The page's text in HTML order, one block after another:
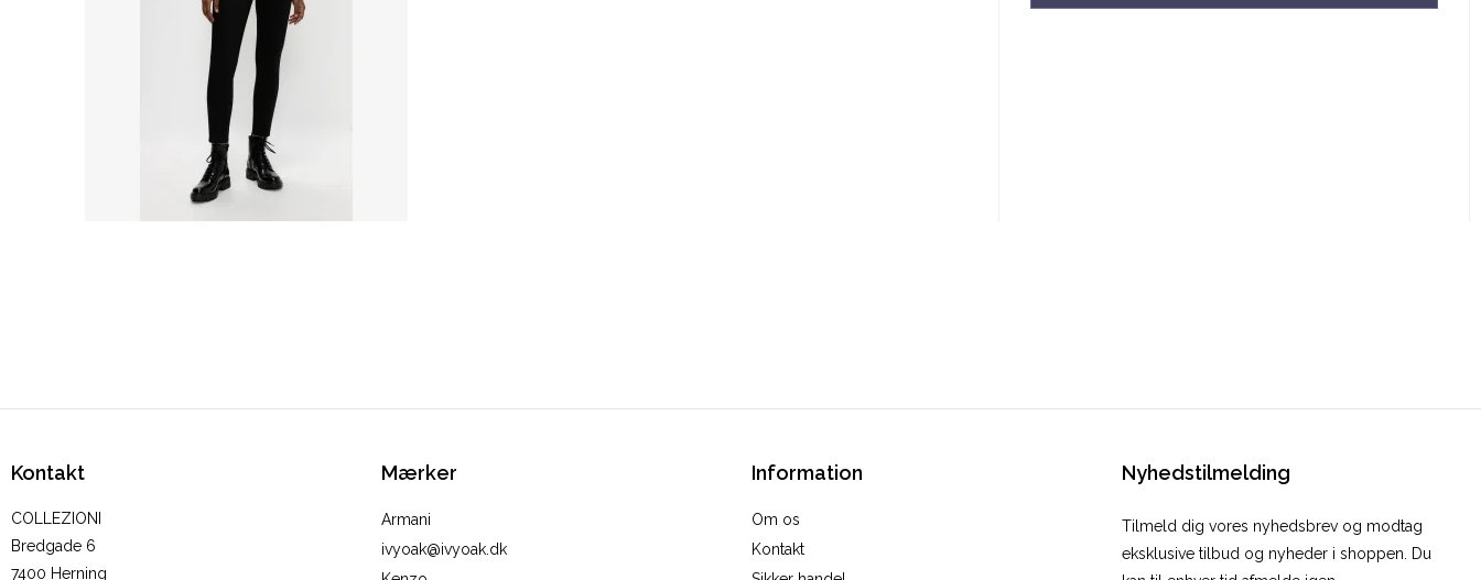
Kontakt
COLLEZIONI
Bredgade 6
7400 Herning
Mærker
Armani
ivyoak@ivyoak.dk
Information
Om os
Kontakt
Nyhedstilmelding
Tilmeld dig vores nyhedsbrev og modtag
eksklusive tilbud og nyheder i shoppen. Du